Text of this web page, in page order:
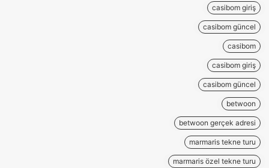
casibom giriş
casibom güncel
casibom
casibom giriş
casibom güncel
betwoon
betwoon gerçek adresi
marmaris tekne turu
marmaris özel tekne turu